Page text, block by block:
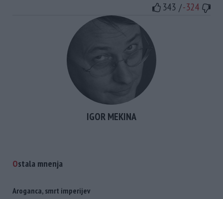
343 /-324
IGOR MEKINA
ostala mnenja
Aroganca, smrt imperijev